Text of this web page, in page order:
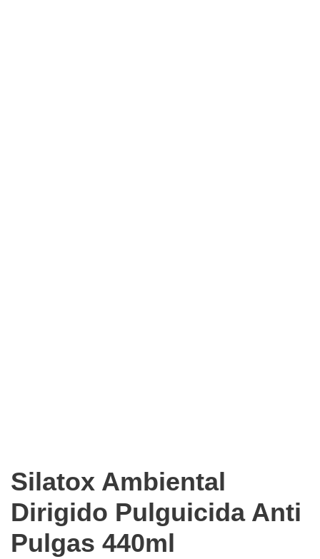
Silatox Ambiental
Dirigido Pulguicida Anti
Pulgas 440ml